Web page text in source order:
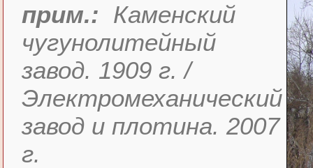
прим.: Каменский
чугунолитейный
завод. 1909 г. /
Электромеханический
завод и плотина. 2007
г.